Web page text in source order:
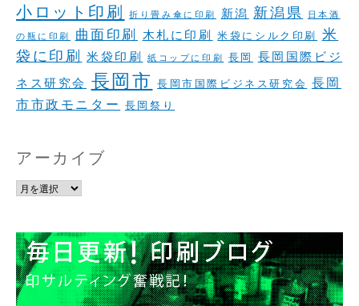
小ロット印刷
折り畳み傘に印刷 新潟 新潟県
日本酒
の瓶に印刷
曲面印刷 木札に印刷 米袋にシルク印刷 米
袋に印刷 米袋印刷 紙コップに印刷 長岡
長岡国際ビジ
ネス研究会 長岡市 長岡市国際ビジネス研究会 長岡
市市政モニター 長岡祭り
アーカイブ
ア
カ
イ
ブ